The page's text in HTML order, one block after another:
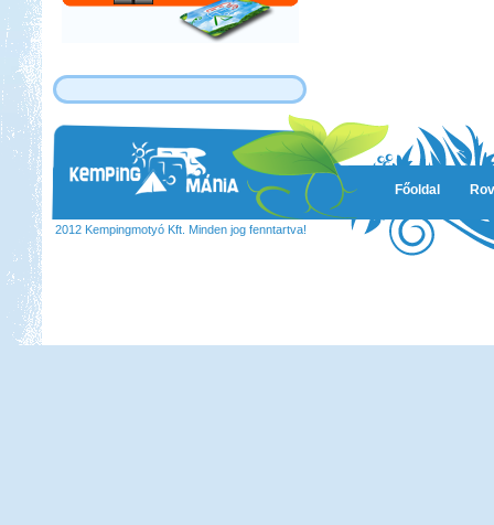
Főoldal
2012 Kempingmotyó Kft. Minden jog fenntartva!